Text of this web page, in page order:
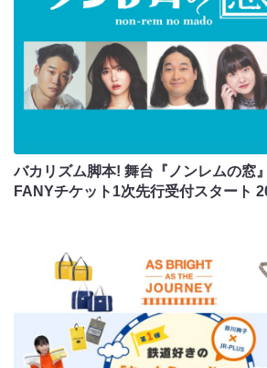
バカリズム脚本! 舞台『ノンレムの窓
FANYチケット1次先行受付スタート